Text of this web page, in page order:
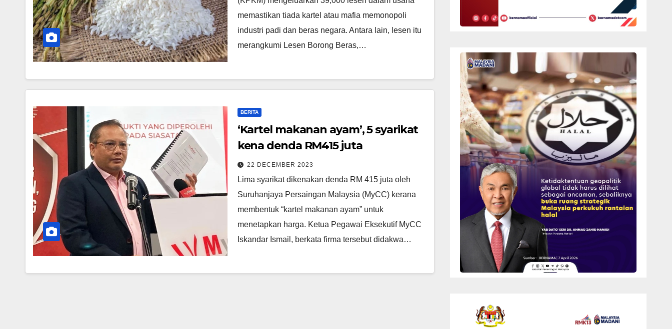
memastikan tiada kartel atau mafia memonopoli
industri padi dan beras negara. Antara lain, lesen itu
merangkumi Lesen Borong Beras,…
BERITA
‘Kartel makanan ayam’, 5 syarikat
kena denda RM415 juta
22 DECEMBER 2023
Lima syarikat dikenakan denda RM 415 juta oleh
Suruhanjaya Persaingan Malaysia (MyCC) kerana
membentuk “kartel makanan ayam” untuk
menetapkan harga. Ketua Pegawai Eksekutif MyCC
Iskandar Ismail, berkata firma tersebut didakwa…